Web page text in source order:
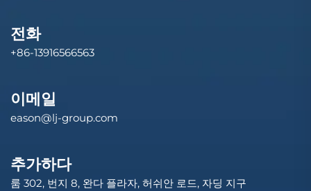
전화
+86-13916566563
이메일
eason@lj-group.com
추가하다
룸 302, 번지 8, 완다 플라자, 허쉬안 로드, 자딩 지구